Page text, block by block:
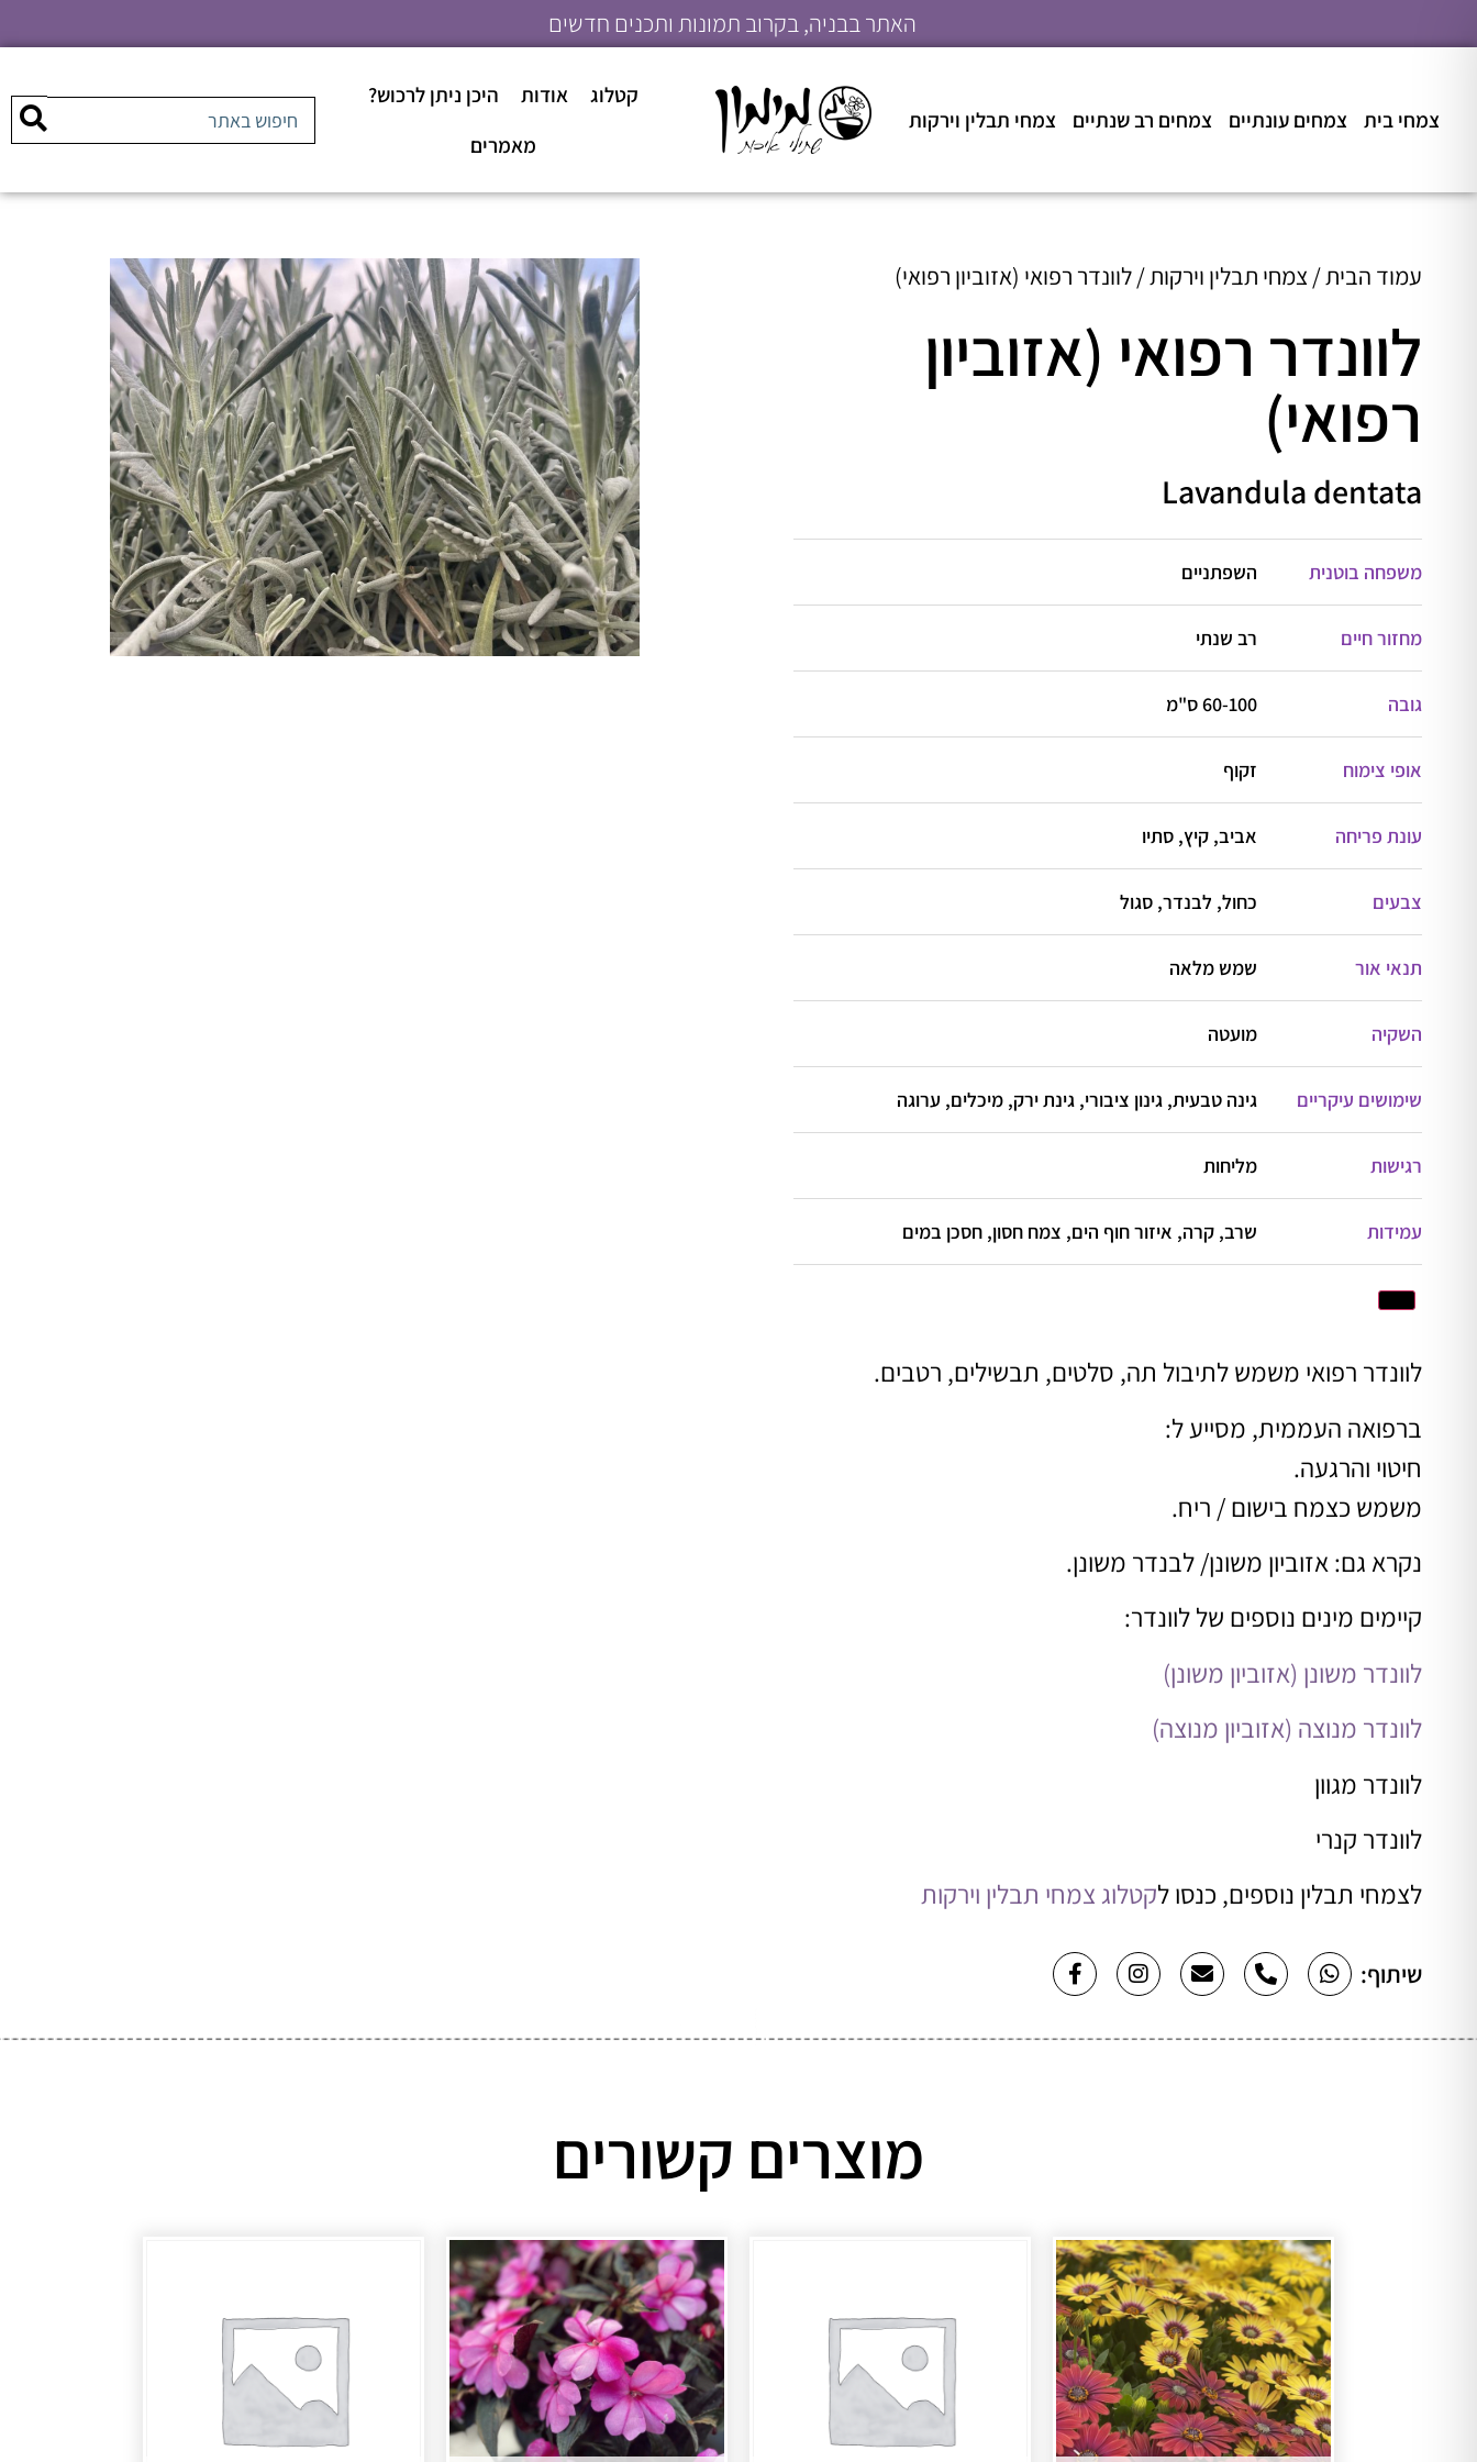
האתר בבניה, בקרוב תמונות ותכנים חדשים
צמחי בית צמחים עונתיים צמחים רב שנתיים צמחי תבלין וירקות
קטלוג אודות
היכן ניתן לרכוש?
מאמרים
עמוד הבית/ צמחי תבלין וירקות/ לוונדר רפואי (אזוביון רפואי)
לוונדר רפואי (אזוביון
רפואי)
Lavandula dentata
משפחה בוטנית השפתניים
מחזור חיים רב שנתי
גובה 60-100 ס"מ
אופי צימוח זקוף
עונת פריחה אביב, קיץ, סתיו
צבעים כחול, לבנדר, סגול
תנאי אור שמש מלאה
השקיה מועטה
שימושים עיקריים גינה טבעית, גינון ציבורי, גינת ירק, מיכלים, ערוגה
רגישות מליחות
עמידות שרב, קרה, איזור חוף הים, צמח חסון, חסכן במים
לוונדר רפואי משמש לתיבול תה, סלטים, תבשילים, רטבים.
ברפואה העממית, מסייע ל:
חיטוי והרגעה.
משמש כצמח בישום / ריח.
נקרא גם: אזוביון משונן/ לבנדר משונן.
קיימים מינים נוספים של לוונדר:
לוונדר משונן (אזוביון משונן)
לוונדר מנוצה (אזוביון מנוצה)
לוונדר מגוון
לוונדר קנרי
לצמחי תבלין נוספים, כנסו לקטלוג צמחי תבלין וירקות
שיתוף:
מוצרים קשורים